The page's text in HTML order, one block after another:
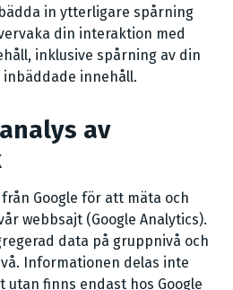
in ytterligare spårning
din interaktion med
inklusive spårning av din
innehåll.
av
Google för att mäta och
webbsajt (Google Analytics).
data på gruppnivå och
Informationen delas inte
utan finns endast hos Google